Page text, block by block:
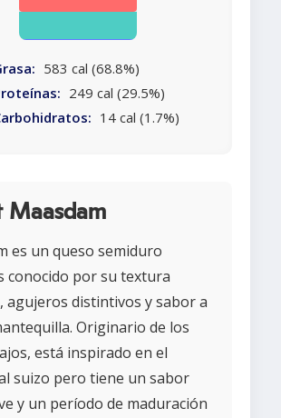
583 cal (68.8%)
249 cal (29.5%)
14 cal (1.7%)
Maasdam
es un queso semiduro
conocido por su textura
agujeros distintivos y sabor a
Originario de los
está inspirado en el
suizo pero tiene un sabor
y un período de maduración